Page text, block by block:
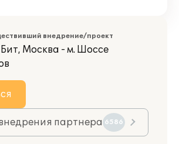
внедрение/проект
Москва - м. Шоссе
партнера 6586